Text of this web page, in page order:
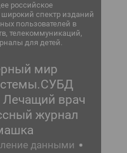
российское
спектр изданий
пользователей в
телекоммуникаций,
для детей.
мир
Лечащий врач
журнал
данными